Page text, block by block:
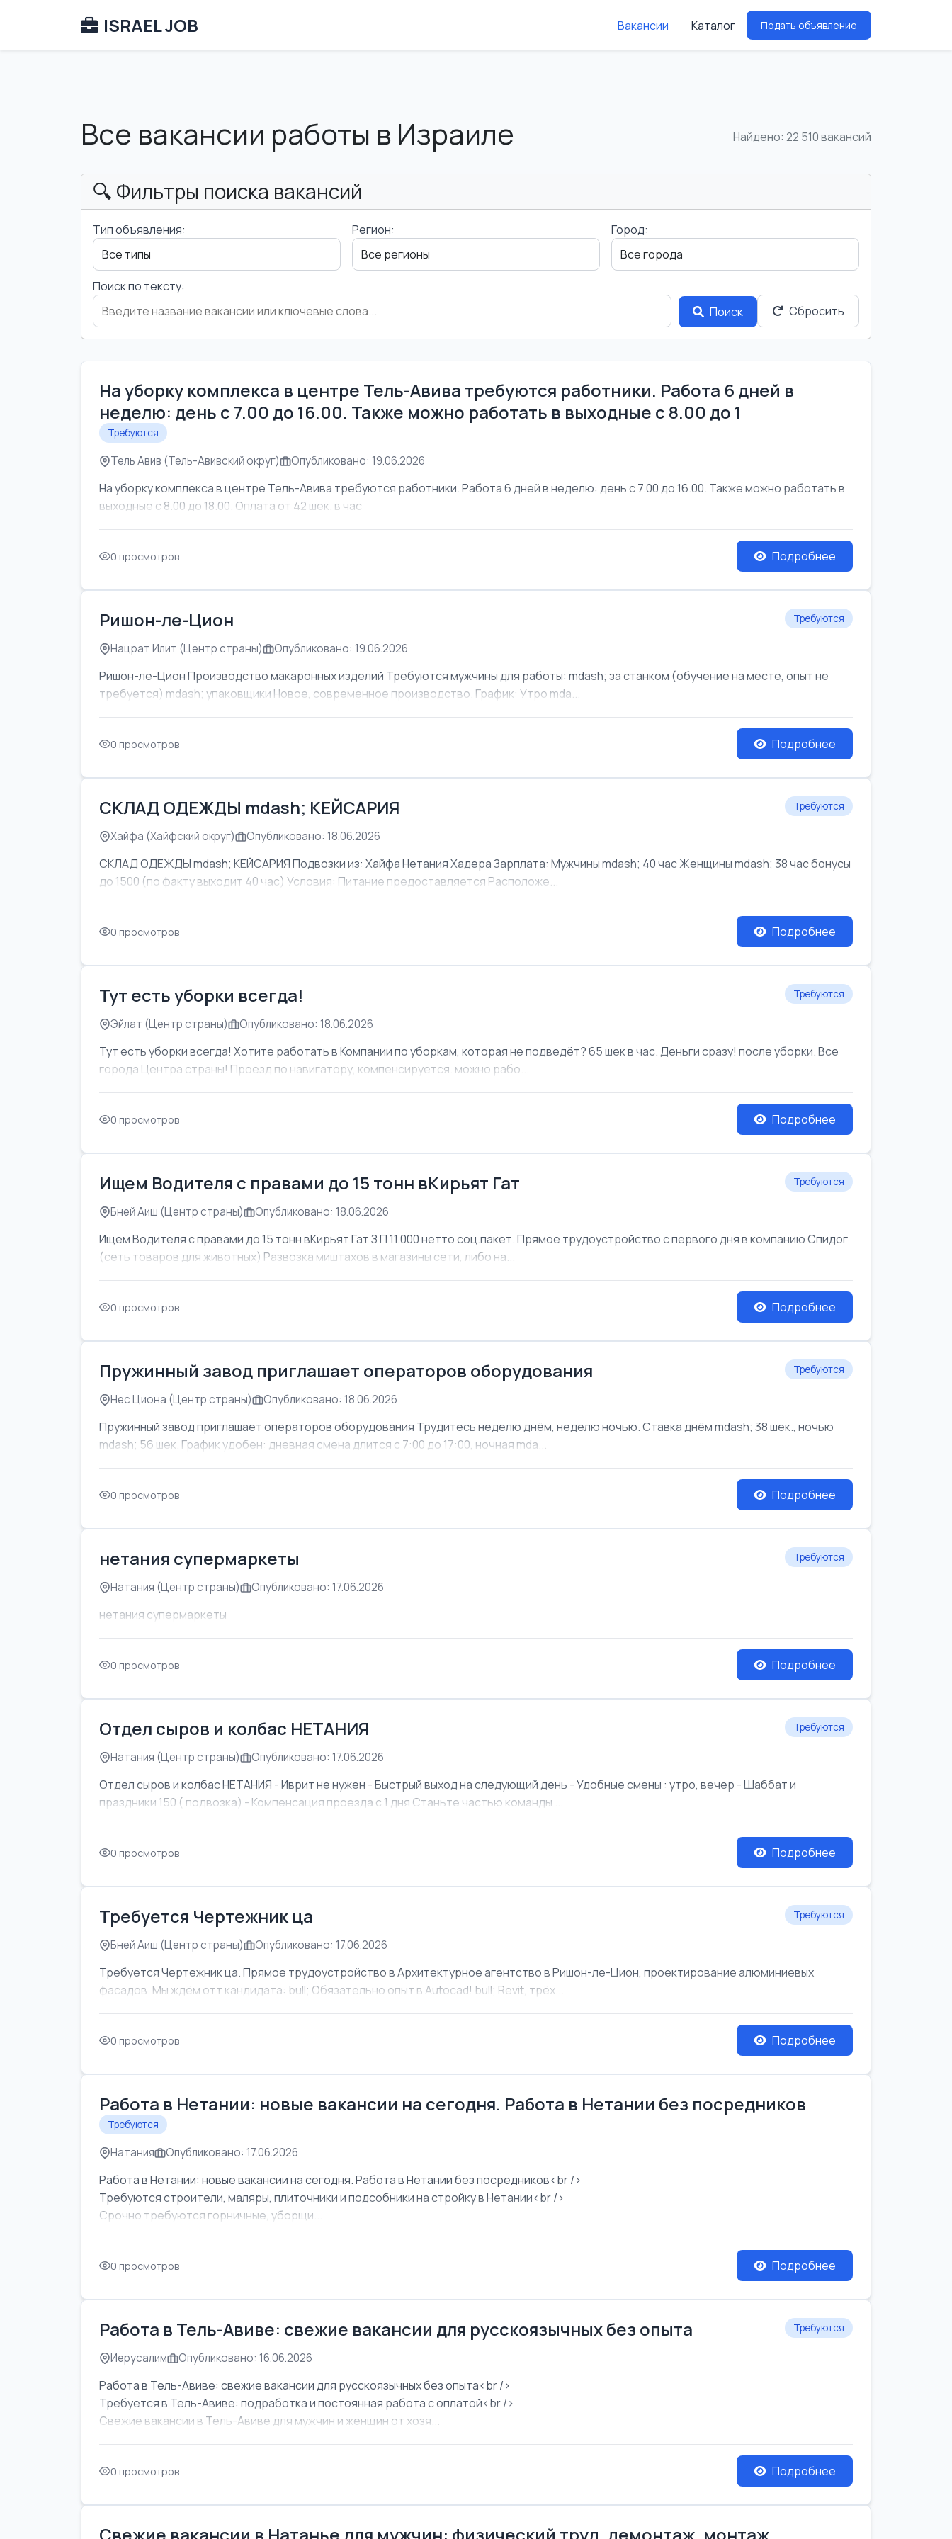
ISRAEL JOB Вакансии Каталог Подать объявление
Все вакансии работы в Израиле Найдено: 22 510 вакансий
🔍 Фильтры поиска вакансий
Тип объявления: Регион: Город:
Поиск по тексту:
Поиск
Сбросить
На уборку комплекса в центре Тель-Авива требуются работники. Работа 6 дней в
неделю: день с 7.00 до 16.00. Также можно работать в выходные с 8.00 до 1
Требуются
Тель Авив (Тель-Авивский округ) Опубликовано: 19.06.2026
На уборку комплекса в центре Тель-Авива требуются работники. Работа 6 дней в неделю: день с 7.00 до 16.00. Также можно работать в
выходные с 8.00 до 18.00. Оплата от 42 шек. в час
0 просмотров Подробнее
Ришон-ле-Цион Требуются
Нацрат Илит (Центр страны) Опубликовано: 19.06.2026
Ришон-ле-Цион Производство макаронных изделий Требуются мужчины для работы: mdash; за станком (обучение на месте, опыт не
требуется) mdash; упаковщики Новое, современное производство. График: Утро mda...
0 просмотров Подробнее
СКЛАД ОДЕЖДЫ mdash; КЕЙСАРИЯ Требуются
Хайфа (Хайфский округ) Опубликовано: 18.06.2026
СКЛАД ОДЕЖДЫ mdash; КЕЙСАРИЯ Подвозки из: Хайфа Нетания Хадера Зарплата: Мужчины mdash; 40 час Женщины mdash; 38 час бонусы
до 1500 (по факту выходит 40 час) Условия: Питание предоставляется Расположе...
0 просмотров Подробнее
Тут есть уборки всегда! Требуются
Эйлат (Центр страны) Опубликовано: 18.06.2026
Тут есть уборки всегда! Хотите работать в Компании по уборкам, которая не подведёт? 65 шек в час. Деньги сразу! после уборки. Все
города Центра страны! Проезд по навигатору, компенсируется. можно рабо...
0 просмотров Подробнее
Ищем Водителя с правами до 15 тонн вКирьят Гат Требуются
Бней Аиш (Центр страны) Опубликовано: 18.06.2026
Ищем Водителя с правами до 15 тонн вКирьят Гат З П 11.000 нетто соц.пакет. Прямое трудоустройство с первого дня в компанию Спидог
(сеть товаров для животных) Развозка миштахов в магазины сети, либо на...
0 просмотров Подробнее
Пружинный завод приглашает операторов оборудования Требуются
Нес Циона (Центр страны) Опубликовано: 18.06.2026
Пружинный завод приглашает операторов оборудования Трудитесь неделю днём, неделю ночью. Ставка днём mdash; 38 шек., ночью
mdash; 56 шек. График удобен: дневная смена длится с 7:00 до 17:00, ночная mda...
0 просмотров Подробнее
нетания супермаркеты Требуются
Натания (Центр страны) Опубликовано: 17.06.2026
нетания супермаркеты
0 просмотров Подробнее
Отдел сыров и колбас НЕТАНИЯ Требуются
Натания (Центр страны) Опубликовано: 17.06.2026
Отдел сыров и колбас НЕТАНИЯ - Иврит не нужен - Быстрый выход на следующий день - Удобные смены : утро, вечер - Шаббат и
праздники 150 ( подвозка) - Компенсация проезда с 1 дня Станьте частью команды ...
0 просмотров Подробнее
Требуется Чертежник ца Требуются
Бней Аиш (Центр страны) Опубликовано: 17.06.2026
Требуется Чертежник ца. Прямое трудоустройство в Архитектурное агентство в Ришон-ле-Цион, проектирование алюминиевых
фасадов. Мы ждём отт кандидата: bull; Обязательно опыт в Autocad! bull; Revit, трёх...
0 просмотров Подробнее
Работа в Нетании: новые вакансии на сегодня. Работа в Нетании без посредников
Требуются
Натания Опубликовано: 17.06.2026
Работа в Нетании: новые вакансии на сегодня. Работа в Нетании без посредников<br />
Требуются строители, маляры, плиточники и подсобники на стройку в Нетании<br />
Срочно требуются горничные, уборщи...
0 просмотров Подробнее
Работа в Тель-Авиве: свежие вакансии для русскоязычных без опыта Требуются
Иерусалим Опубликовано: 16.06.2026
Работа в Тель-Авиве: свежие вакансии для русскоязычных без опыта<br />
Требуется в Тель-Авиве: подработка и постоянная работа с оплатой<br />
Свежие вакансии в Тель-Авиве для мужчин и женщин от хозя...
0 просмотров Подробнее